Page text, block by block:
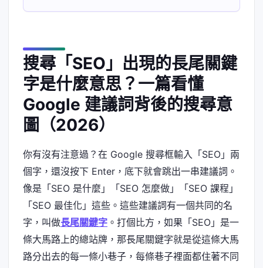
搜尋「SEO」出現的長尾關鍵
字是什麼意思？一篇看懂
Google 建議詞背後的搜尋意
圖（2026）
你有沒有注意過？在 Google 搜尋框輸入「SEO」兩
個字，還沒按下 Enter，底下就會跳出一串建議詞。
像是「SEO 是什麼」「SEO 怎麼做」「SEO 課程」
「SEO 最佳化」這些。這些建議詞有一個共同的名
字，叫做長尾關鍵字 。打個比方，如果「SEO」是一
條大馬路上的總站牌，那長尾關鍵字就是從這條大馬
路分出去的每一條小巷子，每條巷子裡面都住著不同